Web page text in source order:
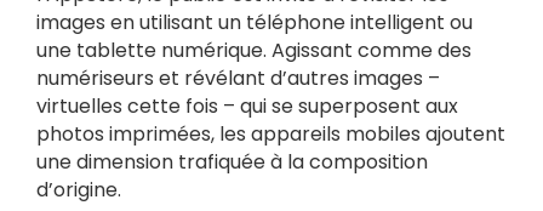
images en utilisant un téléphone intelligent ou
une tablette numérique. Agissant comme des
numériseurs et révélant d’autres images –
virtuelles cette fois – qui se superposent aux
photos imprimées, les appareils mobiles ajoutent
une dimension trafiquée à la composition
d’origine.